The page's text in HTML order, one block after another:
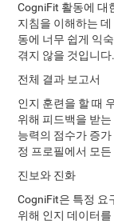
CogniFit 활동에 대
지침을 이해하는
동에 너무 쉽게 익
겪지 않을 것입니다.
전체 결과 보고서
인지 훈련을 할 때
위해 피드백을 받
능력의 점수가 증
정 프로필에서 모
진보와 진화
CogniFit은 특정 요
위해 인지 데이터